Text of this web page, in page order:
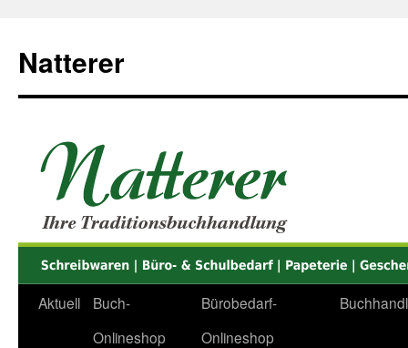
springen
Natterer
Aktuell
Buch-
Onlineshop
Bürobedarf-
Onlineshop